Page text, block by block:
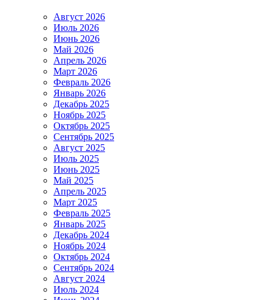
Август 2026
Июль 2026
Июнь 2026
Май 2026
Апрель 2026
Март 2026
Февраль 2026
Январь 2026
Декабрь 2025
Ноябрь 2025
Октябрь 2025
Сентябрь 2025
Август 2025
Июль 2025
Июнь 2025
Май 2025
Апрель 2025
Март 2025
Февраль 2025
Январь 2025
Декабрь 2024
Ноябрь 2024
Октябрь 2024
Сентябрь 2024
Август 2024
Июль 2024